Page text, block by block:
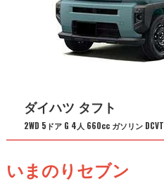
ダイハツ タフト
2WD 5ドア G 4人 660cc ガソリン DCVT
いまのりセブン